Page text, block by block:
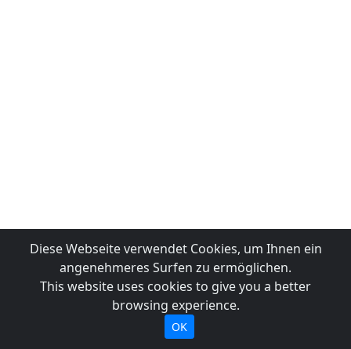
Diese Webseite verwendet Cookies, um Ihnen ein
angenehmeres Surfen zu ermöglichen.
This website uses cookies to give you a better
browsing experience.
OK